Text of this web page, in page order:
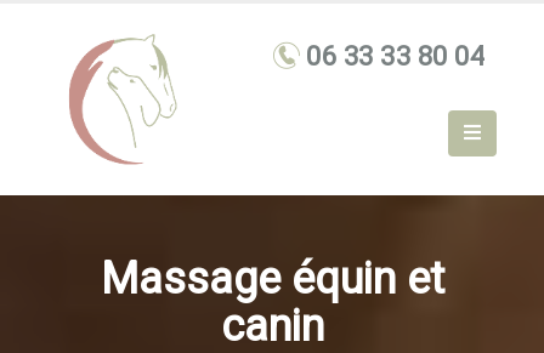
Massage équin et
canin